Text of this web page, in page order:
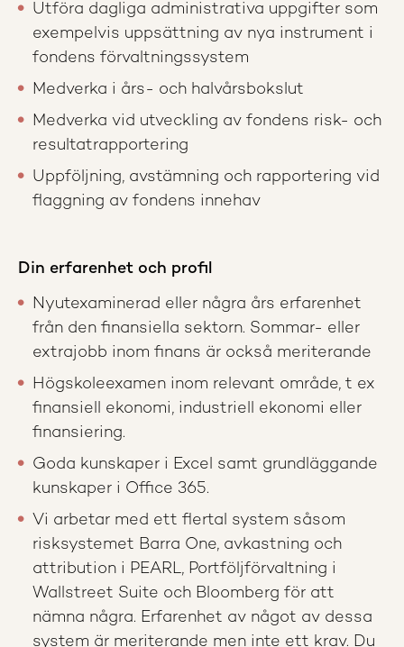
Utföra dagliga administrativa uppgifter som
exempelvis uppsättning av nya instrument i
fondens förvaltningssystem
Medverka i års- och halvårsbokslut
Medverka vid utveckling av fondens risk- och
resultatrapportering
Uppföljning, avstämning och rapportering vid
flaggning av fondens innehav
Din erfarenhet och profil
Nyutexaminerad eller några års erfarenhet
från den finansiella sektorn. Sommar- eller
extrajobb inom finans är också meriterande
Högskoleexamen inom relevant område, t ex
finansiell ekonomi, industriell ekonomi eller
finansiering.
Goda kunskaper i Excel samt grundläggande
kunskaper i Office 365.
Vi arbetar med ett flertal system såsom
risksystemet Barra One, avkastning och
attribution i PEARL, Portföljförvaltning i
Wallstreet Suite och Bloomberg för att
nämna några. Erfarenhet av något av dessa
system är meriterande men inte ett krav. Du